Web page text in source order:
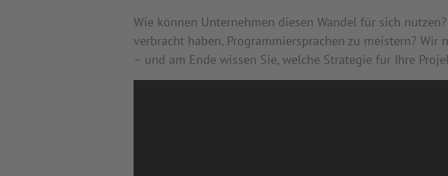
Wie können Unternehmen diesen Wandel für sich
verbracht haben, Programmiersprachen zu meistern?
– und am Ende wissen Sie, welche Strategie für Ihre